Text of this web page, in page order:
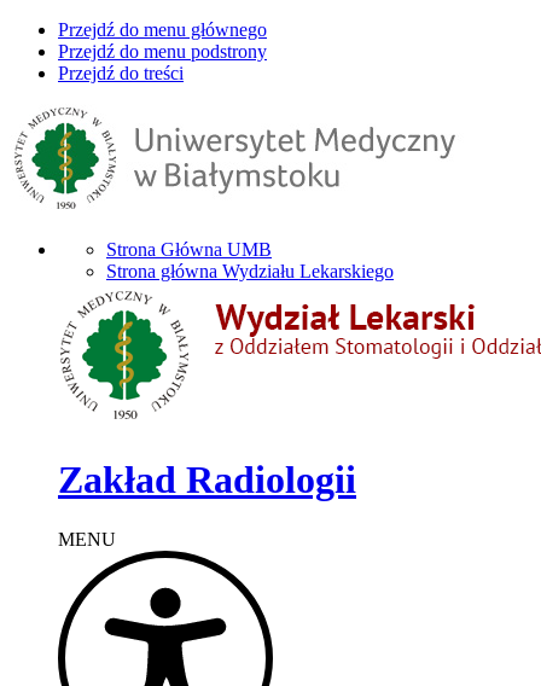
Przejdź do menu głównego
Przejdź do menu podstrony
Przejdź do treści
Strona Główna UMB
Strona główna Wydziału Lekarskiego
Zakład Radiologii
MENU